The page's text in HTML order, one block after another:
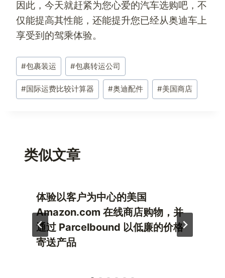
因此，今天就赶紧为您心爱的汽车选购吧，不
仅能提高其性能，还能提升您已经从奥迪车上
享受到的驾乘体验。
文
章
标
#包裹装运 #包裹转运公司
#国际运费比较计算器 #奥迪配件 #美国商店
类似文章
体验以客户为中心的美国
Amazon.com 在线商店购物，并
通过 Parcelbound 以低廉的价格
寄送产品